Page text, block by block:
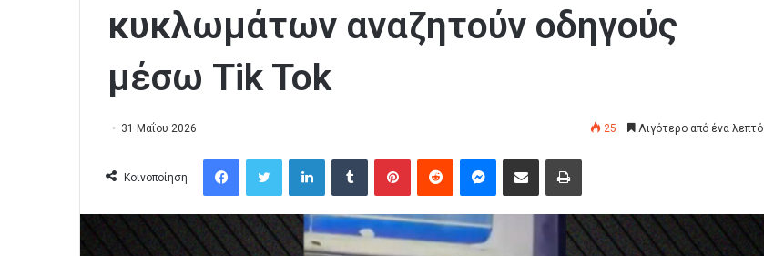
κυκλωμάτων αναζητούν οδηγούς
μέσω Tik Tok
31 Μαΐου 2026 25 Λιγότερο από ένα λεπτό
Κοινοποίηση